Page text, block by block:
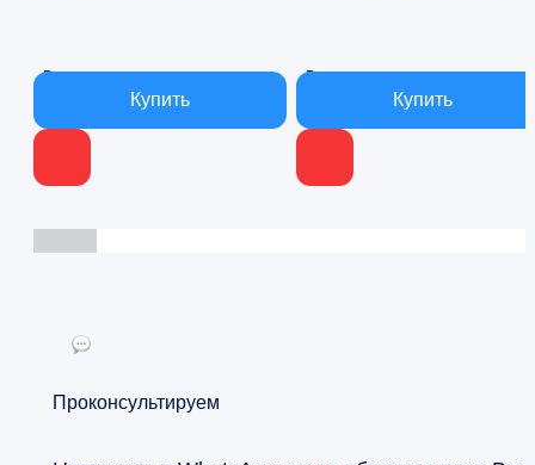
В наличии В наличии
Проконсультируем